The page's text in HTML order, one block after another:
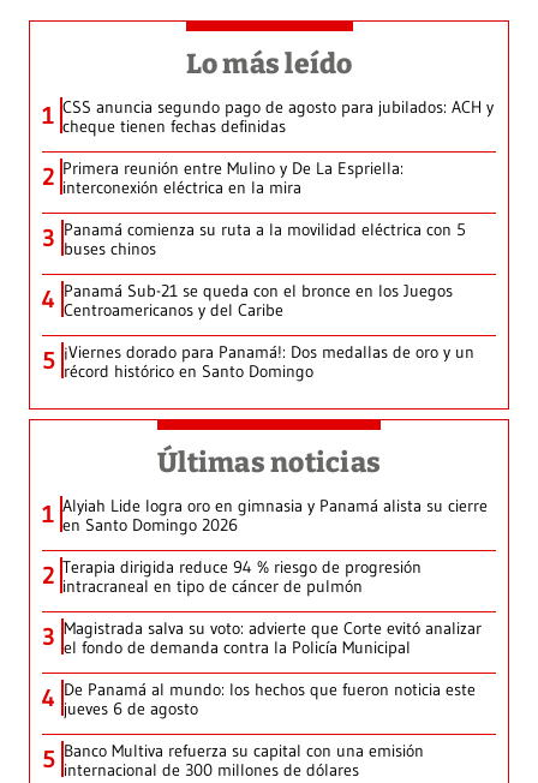
Lo más leído
1 CSS anuncia segundo pago de agosto para jubilados: ACH y
cheque tienen fechas definidas
2 Primera reunión entre Mulino y De La Espriella:
interconexión eléctrica en la mira
3 Panamá comienza su ruta a la movilidad eléctrica con 5
buses chinos
4 Panamá Sub-21 se queda con el bronce en los Juegos
Centroamericanos y del Caribe
5 ¡Viernes dorado para Panamá!: Dos medallas de oro y un
récord histórico en Santo Domingo
Últimas noticias
1 Alyiah Lide logra oro en gimnasia y Panamá alista su cierre
en Santo Domingo 2026
2 Terapia dirigida reduce 94 % riesgo de progresión
intracraneal en tipo de cáncer de pulmón
3 Magistrada salva su voto: advierte que Corte evitó analizar
el fondo de demanda contra la Policía Municipal
4 De Panamá al mundo: los hechos que fueron noticia este
jueves 6 de agosto
5 Banco Multiva refuerza su capital con una emisión
internacional de 300 millones de dólares